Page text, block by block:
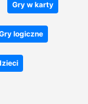
Gry w karty
logiczne